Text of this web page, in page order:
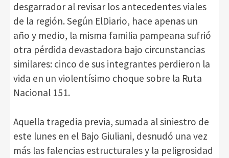
desgarrador al revisar los antecedentes viales
de la región. Según ElDiario, hace apenas un
año y medio, la misma familia pampeana sufrió
otra pérdida devastadora bajo circunstancias
similares: cinco de sus integrantes perdieron la
vida en un violentísimo choque sobre la Ruta
Nacional 151.
Aquella tragedia previa, sumada al siniestro de
este lunes en el Bajo Giuliani, desnudó una vez
más las falencias estructurales y la peligrosidad